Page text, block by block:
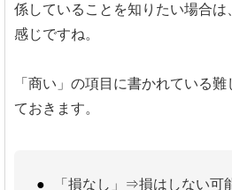
係していることを知りたい場合は
感じですね。
「商い」の項目に書かれている
ておきます。
「損なし」⇒損はしない可